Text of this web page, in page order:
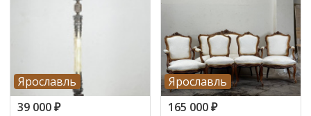
Ярославль
39 000₽
Ярославль
165 000₽